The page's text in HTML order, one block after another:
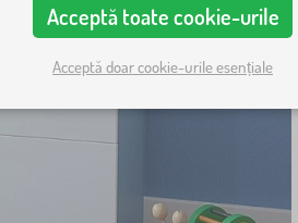
Acceptă toate cookie-urile
Acceptă doar cookie-urile esențiale